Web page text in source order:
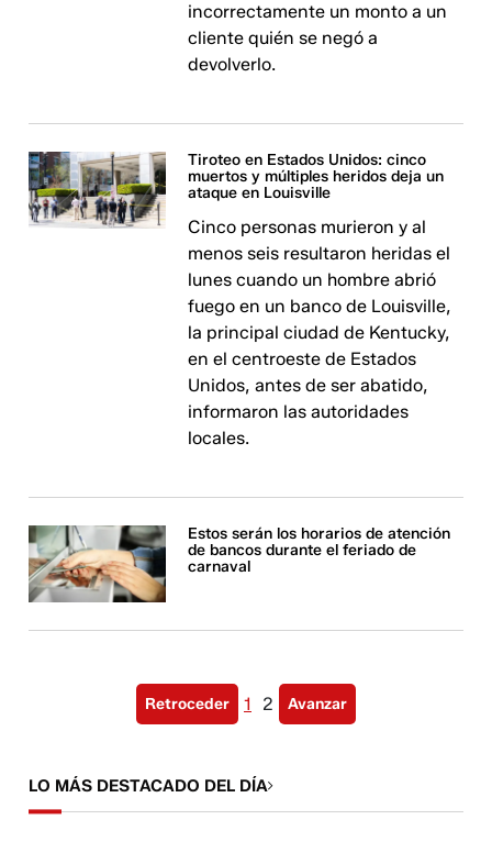
incorrectamente un monto a un
cliente quién se negó a
devolverlo.
Tiroteo en Estados Unidos: cinco
muertos y múltiples heridos deja un
ataque en Louisville
Cinco personas murieron y al
menos seis resultaron heridas el
lunes cuando un hombre abrió
fuego en un banco de Louisville,
la principal ciudad de Kentucky,
en el centroeste de Estados
Unidos, antes de ser abatido,
informaron las autoridades
locales.
Estos serán los horarios de atención
de bancos durante el feriado de
carnaval
Retroceder 1 2 Avanzar
LO MÁS DESTACADO DEL DÍA